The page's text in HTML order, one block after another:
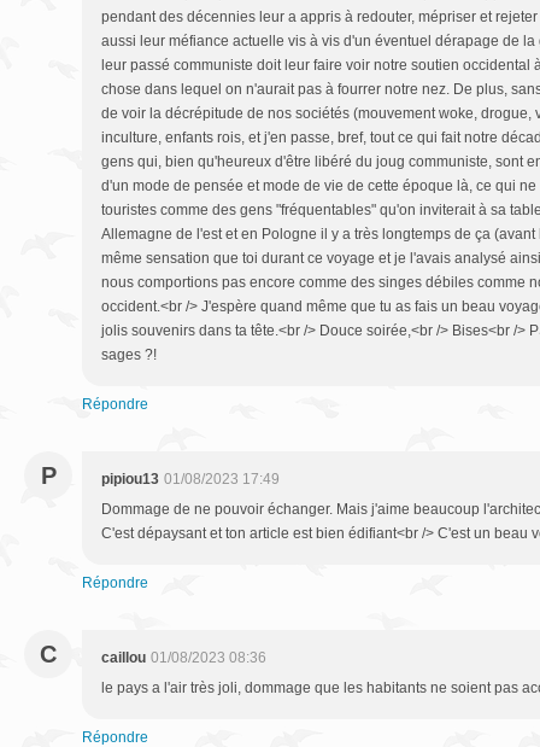
pendant des décennies leur a appris à redouter, mépriser et
aussi leur méfiance actuelle vis à vis d'un éventuel dérapage de
leur passé communiste doit leur faire voir notre soutien occidental
chose dans lequel on n'aurait pas à fourrer notre nez. De plus,
de voir la décrépitude de nos sociétés (mouvement woke, drogue,
inculture, enfants rois, et j'en passe, bref, tout ce qui fait notre
gens qui, bien qu'heureux d'être libéré du joug communiste, sont
d'un mode de pensée et mode de vie de cette époque là, ce qui
touristes comme des gens "fréquentables" qu'on inviterait à sa
Allemagne de l'est et en Pologne il y a très longtemps de ça
même sensation que toi durant ce voyage et je l'avais analysé
nous comportions pas encore comme des singes débiles comme
occident.<br /> J'espère quand même que tu as fais un beau
jolis souvenirs dans ta tête.<br /> Douce soirée,<br /> Bises<br />
sages ?!
Répondre
P pipiou13 01/08/2023 17:49
Dommage de ne pouvoir échanger. Mais j'aime beaucoup
C'est dépaysant et ton article est bien édifiant<br /> C'est un beau
Répondre
C caillou 01/08/2023 08:36
le pays a l'air très joli, dommage que les habitants ne soient pas
Répondre